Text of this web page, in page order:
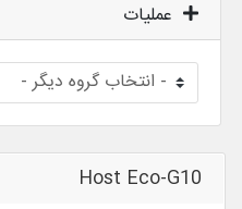
عملیات
Host Eco-G10